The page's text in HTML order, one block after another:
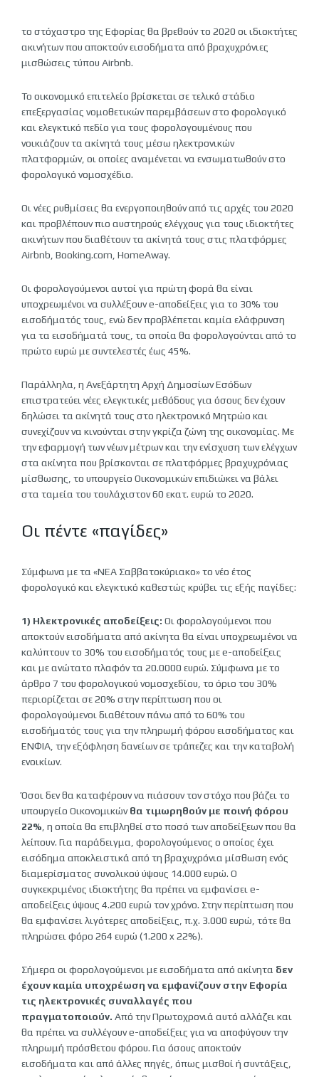
το στόχαστρο της Εφορίας θα βρεθούν το 2020 οι ιδιοκτήτες
ακινήτων που αποκτούν εισοδήματα από βραχυχρόνιες
μισθώσεις τύπου Airbnb.
Το οικονομικό επιτελείο βρίσκεται σε τελικό στάδιο
επεξεργασίας νομοθετικών παρεμβάσεων στο φορολογικό
και ελεγκτικό πεδίο για τους φορολογουμένους που
νοικιάζουν τα ακίνητά τους μέσω ηλεκτρονικών
πλατφορμών, οι οποίες αναμένεται να ενσωματωθούν στο
φορολογικό νομοσχέδιο.
Οι νέες ρυθμίσεις θα ενεργοποιηθούν από τις αρχές του 2020
και προβλέπουν πιο αυστηρούς ελέγχους για τους ιδιοκτήτες
ακινήτων που διαθέτουν τα ακίνητά τους στις πλατφόρμες
Airbnb, Booking.com, HomeAway.
Οι φορολογούμενοι αυτοί για πρώτη φορά θα είναι
υποχρεωμένοι να συλλέξουν e-αποδείξεις για το 30% του
εισοδήματός τους, ενώ δεν προβλέπεται καμία ελάφρυνση
για τα εισοδήματά τους, τα οποία θα φορολογούνται από το
πρώτο ευρώ με συντελεστές έως 45%.
Παράλληλα, η Ανεξάρτητη Αρχή Δημοσίων Εσόδων
επιστρατεύει νέες ελεγκτικές μεθόδους για όσους δεν έχουν
δηλώσει τα ακίνητά τους στο ηλεκτρονικό Μητρώο και
συνεχίζουν να κινούνται στην γκρίζα ζώνη της οικονομίας. Με
την εφαρμογή των νέων μέτρων και την ενίσχυση των ελέγχων
στα ακίνητα που βρίσκονται σε πλατφόρμες βραχυχρόνιας
μίσθωσης, το υπουργείο Οικονομικών επιδιώκει να βάλει
στα ταμεία του τουλάχιστον 60 εκατ. ευρώ το 2020.
Οι πέντε «παγίδες»
Σύμφωνα με τα «ΝΕΑ Σαββατοκύριακο» το νέο έτος
φορολογικό και ελεγκτικό καθεστώς κρύβει τις εξής παγίδες:
1) Ηλεκτρονικές αποδείξεις: Οι φορολογούμενοι που
αποκτούν εισοδήματα από ακίνητα θα είναι υποχρεωμένοι να
καλύπτουν το 30% του εισοδήματός τους με e-αποδείξεις
και με ανώτατο πλαφόν τα 20.0000 ευρώ. Σύμφωνα με το
άρθρο 7 του φορολογικού νομοσχεδίου, το όριο του 30%
περιορίζεται σε 20% στην περίπτωση που οι
φορολογούμενοι διαθέτουν πάνω από το 60% του
εισοδήματός τους για την πληρωμή φόρου εισοδήματος και
ΕΝΦΙΑ, την εξόφληση δανείων σε τράπεζες και την καταβολή
ενοικίων.
Όσοι δεν θα καταφέρουν να πιάσουν τον στόχο που βάζει το
υπουργείο Οικονομικώνθα τιμωρηθούν με ποινή φόρου
22% , η οποία θα επιβληθεί στο ποσό των αποδείξεων που θα
λείπουν. Για παράδειγμα, φορολογούμενος ο οποίος έχει
εισόδημα αποκλειστικά από τη βραχυχρόνια μίσθωση ενός
διαμερίσματος συνολικού ύψους 14.000 ευρώ. Ο
συγκεκριμένος ιδιοκτήτης θα πρέπει να εμφανίσει e-
αποδείξεις ύψους 4.200 ευρώ τον χρόνο. Στην περίπτωση που
θα εμφανίσει λιγότερες αποδείξεις, π.χ. 3.000 ευρώ, τότε θα
πληρώσει φόρο 264 ευρώ (1.200 x 22%).
Σήμερα οι φορολογούμενοι με εισοδήματα από ακίνητα δεν
έχουν καμία υποχρέωση να εμφανίζουν στην Εφορία
τις ηλεκτρονικές συναλλαγές που
πραγματοποιούν. Από την Πρωτοχρονιά αυτό αλλάζει και
θα πρέπει να συλλέγουν e-αποδείξεις για να αποφύγουν την
πληρωμή πρόσθετου φόρου. Για όσους αποκτούν
εισοδήματα και από άλλες πηγές, όπως μισθοί ή συντάξεις,